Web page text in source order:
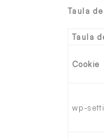
Taula
Taula
Cookie
wp-